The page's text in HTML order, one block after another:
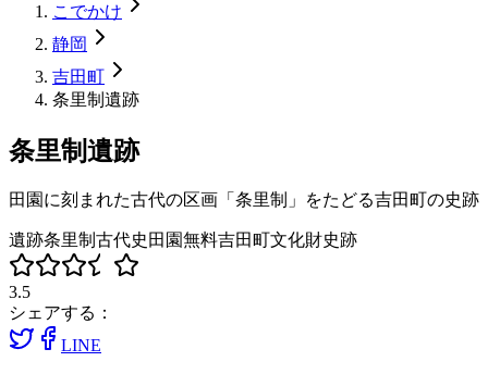
こでかけ
静岡
吉田町
条里制遺跡
条里制遺跡
田園に刻まれた古代の区画「条里制」をたどる吉田町の史跡
遺跡条里制 古代史 田園無料吉田町文化財史跡
3.5
シェアする：
LINE